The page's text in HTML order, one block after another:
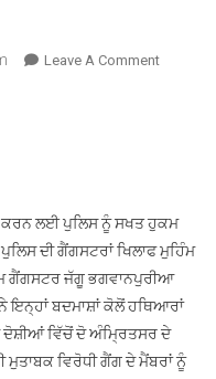
Leave A CommentOn
ਹਥਿਆਰਾਂ
ਦੀ
ਖੇਪ
ਬਰਾਮਦ
ਕਰਨ ਲਈ ਪੁਲਿਸ ਨੂੰ ਸਖਤ ਹੁਕਮ
ਦੀ ਗੈਂਗਸਟਰਾਂ ਖਿਲਾਫ ਮੁਹਿੰਮ
ਗੈਂਗਸਟਰ ਜੱਗੂ ਭਗਵਾਨਪੁਰੀਆ
ਇਨ੍ਹਾਂ ਬਦਮਾਸ਼ਾਂ ਕੋਲੋਂ ਹਥਿਆਰਾਂ
ਦੋਸ਼ੀਆਂ ਵਿੱਚੋਂ ਦੋ ਅੰਮ੍ਰਿਤਸਰ ਦੇ
ਮੁਤਾਬਕ ਵਿਰੋਧੀ ਗੈਂਗ ਦੇ ਮੈਂਬਰਾਂ ਨੂੰ